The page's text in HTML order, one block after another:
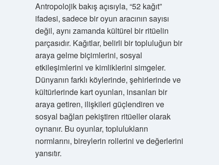
Antropolojik bakış açısıyla, “52 kağıt”
ifadesi, sadece bir oyun aracının sayısı
değil, aynı zamanda kültürel bir ritüelin
parçasıdır. Kağıtlar, belirli bir topluluğun bir
araya gelme biçimlerini, sosyal
etkileşimlerini ve kimliklerini simgeler.
Dünyanın farklı köylerinde, şehirlerinde ve
kültürlerinde kart oyunları, insanları bir
araya getiren, ilişkileri güçlendiren ve
sosyal bağları pekiştiren ritüeller olarak
oynanır. Bu oyunlar, toplulukların
normlarını, bireylerin rollerini ve değerlerini
yansıtır.